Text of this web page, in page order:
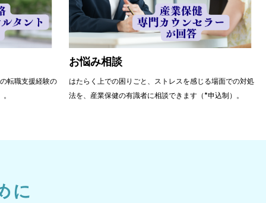
転職支援経験の
お悩み相談
はたらく上での困りごと、ストレスを感じる場面での対処
法を、産業保健の有識者に相談できます（*申込制）。
に